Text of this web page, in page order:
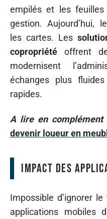
empilés et les
gestion. Aujourd’hui,
les cartes. Les
copropriété offrent
modernisent
échanges plus
rapides.
A lire en complément
devenir loueur en
Impact des
Impossible d’ignorer
applications mobiles